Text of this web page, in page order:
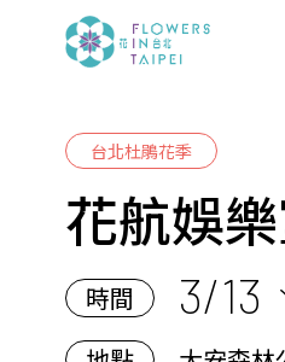
台北杜鵑花季
花航娛
時間 3/13